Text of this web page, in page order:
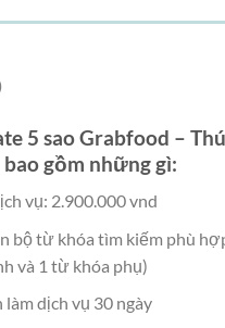
5 sao Grabfood –
gồm những gì:
vụ: 2.900.000 vnd
bộ từ khóa tìm kiếm phù
và 1 từ khóa phụ)
làm dịch vụ 30 ngày